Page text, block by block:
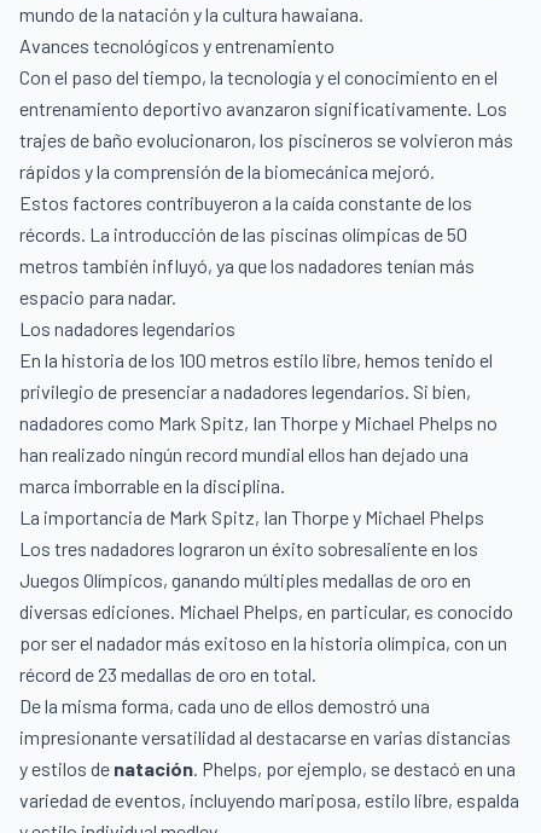
mundo de la natación y la cultura hawaiana.
Avances tecnológicos y entrenamiento
Con el paso del tiempo, la tecnología y el conocimiento en el
entrenamiento deportivo avanzaron significativamente. Los
trajes de baño evolucionaron, los piscineros se volvieron más
rápidos y la comprensión de la biomecánica mejoró.
Estos factores contribuyeron a la caída constante de los
récords. La introducción de las piscinas olímpicas de 50
metros también influyó, ya que los nadadores tenían más
espacio para nadar.
Los nadadores legendarios
En la historia de los 100 metros estilo libre, hemos tenido el
privilegio de presenciar a nadadores legendarios. Si bien,
nadadores como Mark Spitz, Ian Thorpe y Michael Phelps no
han realizado ningún record mundial ellos han dejado una
marca imborrable en la disciplina.
La importancia de Mark Spitz, Ian Thorpe y Michael Phelps
Los tres nadadores lograron un éxito sobresaliente en los
Juegos Olímpicos, ganando múltiples medallas de oro en
diversas ediciones. Michael Phelps, en particular, es conocido
por ser el nadador más exitoso en la historia olímpica, con un
récord de 23 medallas de oro en total.
De la misma forma, cada uno de ellos demostró una
impresionante versatilidad al destacarse en varias distancias
y estilos de natación. Phelps, por ejemplo, se destacó en una
variedad de eventos, incluyendo mariposa, estilo libre, espalda